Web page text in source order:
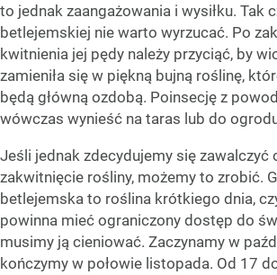
to jednak zaangażowania i wysiłku. Tak
betlejemskiej nie warto wyrzucać. Po
kwitnienia jej pędy należy przyciąć, by
zamieniła się w piękną bujną roślinę,
będą główną ozdobą. Poinsecję z
wówczas wynieść na taras lub do
Jeśli jednak zdecydujemy się zawalczyć
zakwitnięcie rośliny, możemy to zrobić.
betlejemska to roślina krótkiego dnia,
powinna mieć ograniczony dostęp do
musimy ją cieniować. Zaczynamy w
kończymy w połowie listopada. Od 17